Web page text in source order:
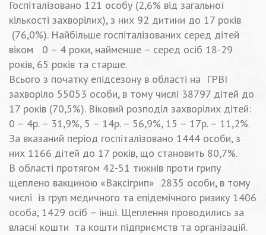
Госпіталізовано 121 особу (2,6% від загальної
кількості захворілих), з них 92 дитини до 17 років
(76,0%). Найбільше госпіталізованих серед дітей
віком 0 – 4 роки, найменше – серед осіб 18-29
років, 65 років та старше.
Всього з початку епідсезону в області на ГРВІ
захворіло 55053 особи, в тому числі 38797 дітей до
17 років (70,5%). Віковий розподіл захворілих дітей:
0 – 4р. – 31,9%, 5 – 14р. – 56,9%, 15 – 17р. – 11,2%.
За вказаний період госпіталізовано 1444 особи, з
них 1166 дітей до 17 років, що становить 80,7%.
В області протягом 42-51 тижнів проти грипу
щеплено вакциною «Ваксігрип» 2835 особи, в тому
числі із груп медичного та епідемічного ризику 1406
особа, 1429 осіб – інші. Щеплення проводились за
власні кошти та кошти підприємств та організацій.